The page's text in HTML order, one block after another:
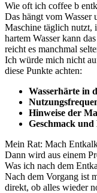
Wie oft ich coffee b
Das hängt vom Wasser
Maschine täglich nutzt,
hartem Wasser kann
reicht es manchmal
Ich würde mich nicht
diese Punkte achten:
Wasserhärte in
Hinweise der
Geschmack
Mein Rat: Mach
Dann wird aus einem
Was ich nach dem
Nach dem Vorgang ist
direkt, ob alles wieder